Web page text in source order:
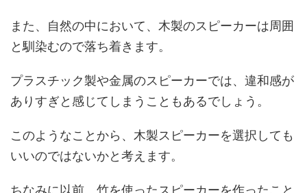
また、自然の中において、木製のスピーカーは周囲
と馴染むので落ち着きます。
プラスチック製や金属のスピーカーでは、違和感が
ありすぎと感じてしまうこともあるでしょう。
このようなことから、木製スピーカーを選択しても
いいのではないかと考えます。
ちなみに以前、竹を使ったスピーカーを作ったこと